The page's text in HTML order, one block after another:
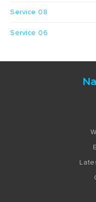
Service 08
Service 06